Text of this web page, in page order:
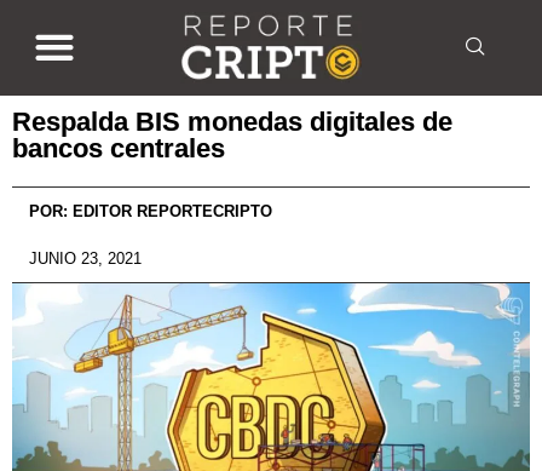
Respalda BIS monedas digitales de
bancos centrales
POR: EDITOR REPORTECRIPTO
JUNIO 23, 2021